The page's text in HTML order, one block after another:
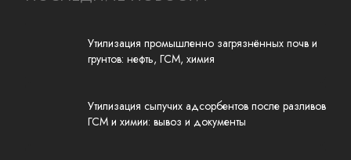
Утилизация промышленно загрязнённых почв и
грунтов: нефть, ГСМ, химия
Утилизация сыпучих адсорбентов после разливов
ГСМ и химии: вывоз и документы